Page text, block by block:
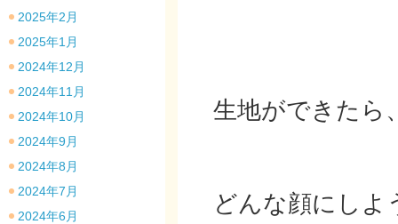
生地ができたら
どんな顔にしよ
2025年2月
2025年1月
2024年12月
2024年11月
2024年10月
2024年9月
2024年8月
2024年7月
2024年6月